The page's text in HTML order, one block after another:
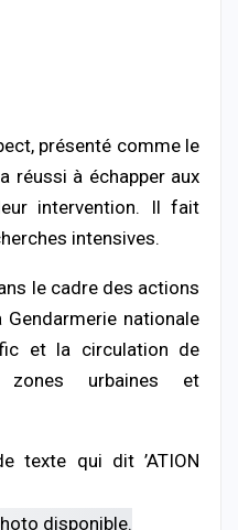
présenté comme le
réussi à échapper aux
intervention. Il fait
intensives.
le cadre des actions
nationale
et la circulation de
urbaines et